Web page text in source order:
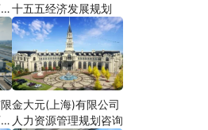
十五五经济发展规划
金大元(上海)有限公司
人力资源管理规划咨询